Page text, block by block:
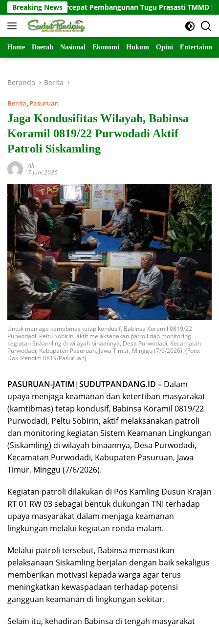
Langsung
ke
konten
Breaking News
Percepat Pembangunan Tugu Prasasti TMMD ke-129
Home Daerah Nasional Ekonomi Hukum Opini
Beranda Berita
Berita, Pasuruan
Jaga Kondusifitas Wilayah, Babinsa
Koramil 0819/22 Purwodadi Aktif
Patroli Siskamling
Ali
7 Juni 2026
Untuk menjaga kamtibmas tetap kondusif, Babinsa Koramil 0819/22
Purwodadi, Peltu Sobirin, aktif melaksanakan patroli dan monitoring
kegiatan Siskamling di wilayah binaannya, Desa Purwodadi, Kecamatan
Purwodadi, Kabupaten Pasuruan, Jawa Timur, Minggu (7/6/2026). (Foto:
Dok. Pendim 0819/Pasuruan)
PASURUAN-JATIM|SUDUTPANDANG.ID – Dalam
upaya menjaga keamanan dan ketertiban masyarakat
(kamtibmas) tetap kondusif, Babinsa Koramil 0819/22
Purwodadi, Peltu Sobirin, aktif melaksanakan patroli
dan monitoring kegiatan Sistem Keamanan Lingkungan
(Siskamling) di wilayah binaannya, Desa Purwodadi,
Kecamatan Purwodadi, Kabupaten Pasuruan, Jawa
Timur, Minggu (7/6/2026).
Kegiatan patroli dilakukan di Pos Kamling Dusun Krajan
RT 01 RW 03 sebagai bentuk dukungan TNI terhadap
upaya masyarakat dalam menjaga keamanan
lingkungan melalui kegiatan ronda malam.
Melalui patroli tersebut, Babinsa memastikan
pelaksanaan Siskamling berjalan dengan baik sekaligus
memberikan motivasi kepada warga agar terus
meningkatkan kewaspadaan terhadap potensi
gangguan keamanan di lingkungan sekitar.
Selain itu, kehadiran Babinsa di tengah masyarakat